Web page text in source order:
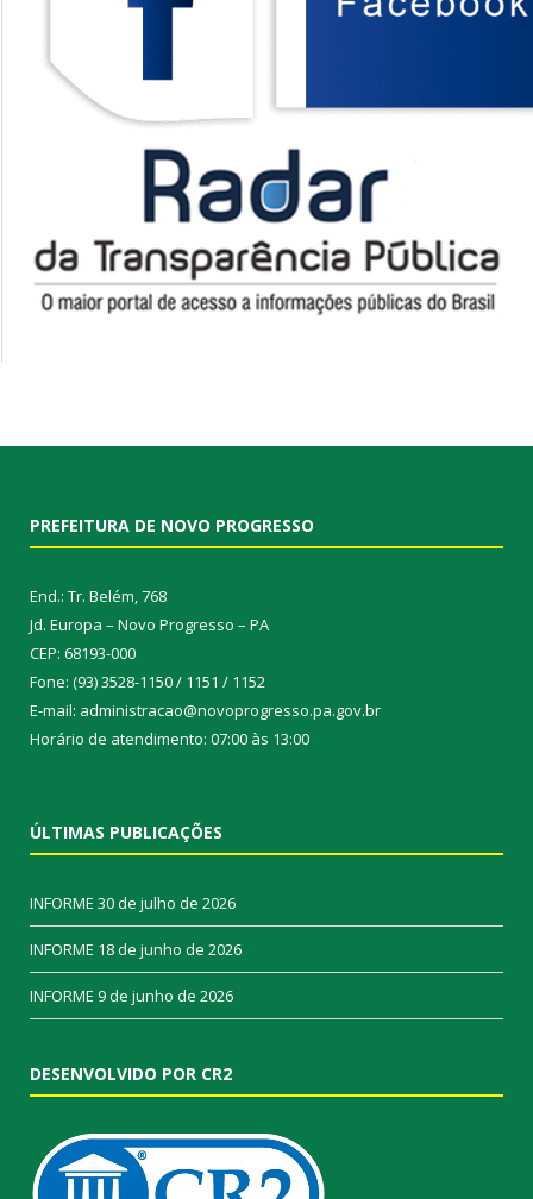
PREFEITURA DE NOVO PROGRESSO
End.: Tr. Belém, 768
Jd. Europa – Novo Progresso – PA
CEP: 68193-000
Fone: (93) 3528-1150 / 1151 / 1152
E-mail: administracao@novoprogresso.pa.gov.br
Horário de atendimento: 07:00 às 13:00
ÚLTIMAS PUBLICAÇÕES
INFORME 30 de julho de 2026
INFORME 18 de junho de 2026
INFORME 9 de junho de 2026
DESENVOLVIDO POR CR2